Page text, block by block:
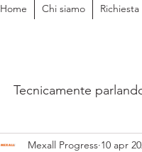
Home Chi siamo
Tecnicamente
Mexall Progress 10 apr